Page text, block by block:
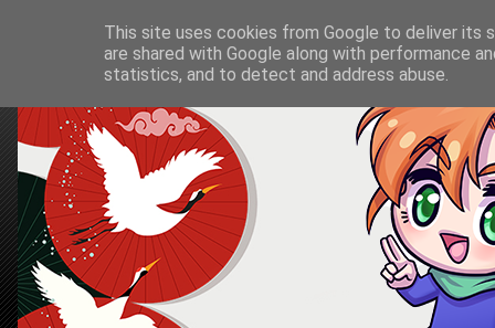
This site uses cookies from Google to deliver its
are shared with Google along with performance
statistics, and to detect and address abuse.